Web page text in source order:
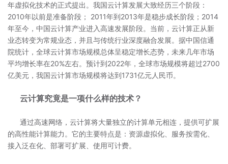
年虚拟化技术的正式提出。我国云计算发展大致经历三个阶段：
2010年以前是准备阶段； 2011年到2013年是稳步成长阶段；2014
年至今，中国云计算产业进入高速发展阶段。当前，云计算正从新
业态转变为常规业态，并且与传统行业深度融合发展。据中国信通
院统计，全球云计算市场规模总体呈稳定增长态势，未来几年市场
平均增长率在20%左右。预计到2022年，全球市场规模将超过2700
亿美元，我国云计算市场规模将达到1731亿元人民币。
云计算究竟是一项什么样的技术？
通过高速网络，云计算将大量独立的计算单元相连，提供可扩展
的高性能计算能力。它的主要特点是：资源虚拟化、服务按需化、
接入泛在化、部署可扩展、使用可计费。